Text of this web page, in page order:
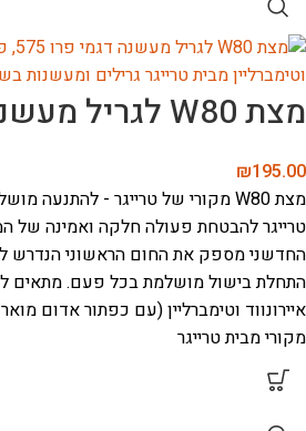
מצת W80 לגריל מעשנה דגמי D2
₪195.00
מצת W80 מקורי של טרייגר - להתנעה מושלמת!
טרייגר להבטחת פעולה חלקה ואמינה
החדשני מספק את החום הראשוני הנדרש
התחלת בישול מושלמת בכל פעם.
איירונווד וטימברליין (עם כפתור אדום
מקורי מבית טרייגר